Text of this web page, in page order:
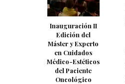
Inauguración II
Edición del
Máster y Experto
en Cuidados
Médico-Estéticos
del Paciente
Oncológico